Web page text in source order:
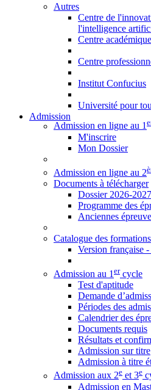
Autres
Centre de
l'intelligence
Centre
Centre
Institut Confucius
Université pour
Admission
Admission en ligne au 1
M'inscrire
Mon Dossier
Admission en ligne au 2
Documents à télécharger
Dossier 2026-2027
Programme des
Anciennes
Catalogue des formations
Version française
Admission au 1 ercycle
Test d'aptitude
Demande
Périodes des
Calendrier des
Documents requis
Résultats et
Admission sur titre
Admission à titre
Admission aux 2e et 3e
Admission en